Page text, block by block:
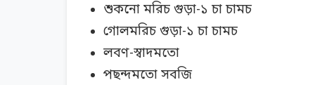
শুকনো মরিচ গুড়া-১ চা চামচ
গোলমরিচ গুড়া-১ চা চামচ
লবণ-স্বাদমতো
পছন্দমতো সবজি